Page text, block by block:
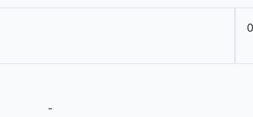
-